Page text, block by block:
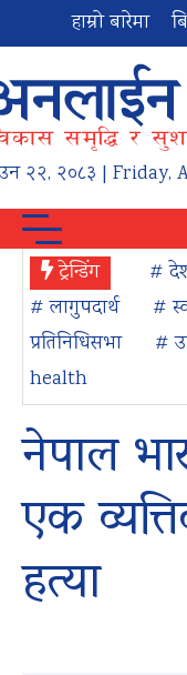
हाम्रो बारेमा
२२, २०८३ | Friday,
ट्रेन्डिंग #
# लागुपदार्थ
#
प्रतिनिधिसभा
#
health
नेपाल
एक
हत्या